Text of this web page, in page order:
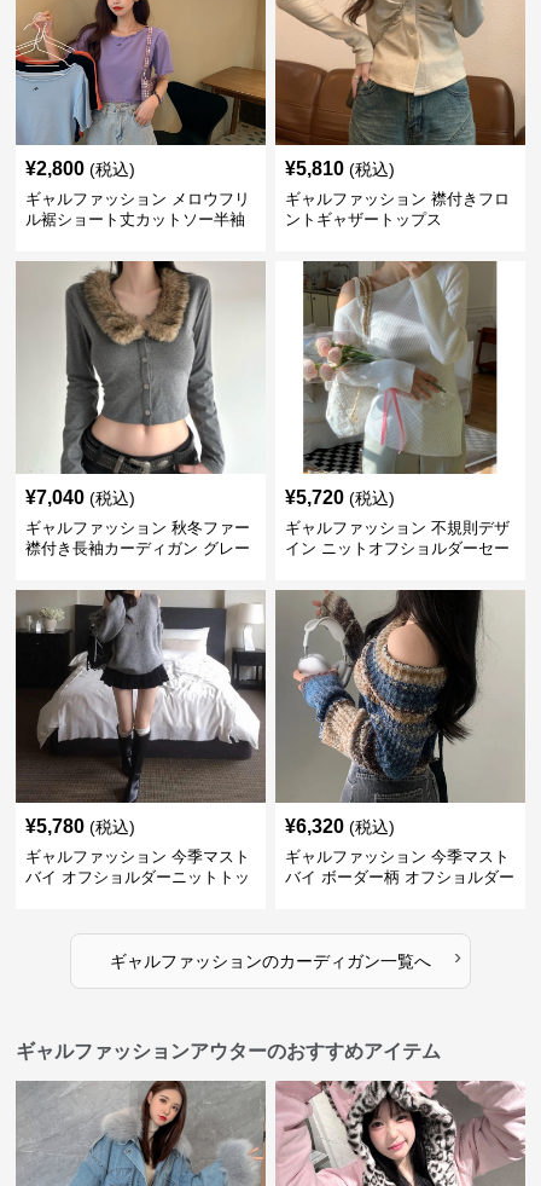
¥2,800 (税込)
ギャルファッション メロウフリ
ル裾ショート丈カットソー半袖
¥5,810 (税込)
ギャルファッション 襟付きフロ
ントギャザートップス
¥7,040 (税込)
ギャルファッション 秋冬ファー
襟付き長袖カーディガン グレー
¥5,720 (税込)
ギャルファッション 不規則デザ
イン ニットオフショルダーセー
¥5,780 (税込)
ギャルファッション 今季マスト
バイ オフショルダーニットトッ
¥6,320 (税込)
ギャルファッション 今季マスト
バイ ボーダー柄 オフショルダー
ギャルファッションのカーディガン一覧へ ›
ギャルファッションアウターのおすすめアイテム